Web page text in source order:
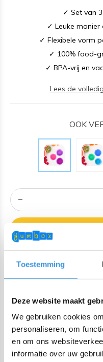
Toestemming
Deze website maakt
We gebruiken cookies
personaliseren, om
en om ons
informatie over uw
✓ Set van
✓ Leuke manier
✓ Flexibele vorm
✓ 100% food-
✓ BPA-vrij en
Lees de
OOK
Gratis verzending NL/
€25!
Bestel voor 22:00 (NL)
Lekvrij makkelijk-te-